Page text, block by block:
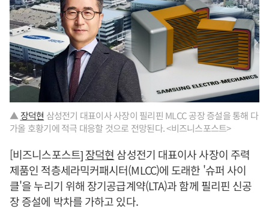
▲ 장덕현 삼성전기 대표이사 사장이 필리핀 MLCC 공장 증설을 통해 다
가올 호황기에 적극 대응할 것으로 전망된다. <비즈니스포스트>
[비즈니스포스트]장덕현 삼성전기 대표이사 사장이 주력
제품인 적층세라믹커패시터(MLCC)에 도래한 '슈퍼 사이
클'을 누리기 위해 장기공급계약(LTA)과 함께 필리핀 신공
장 증설에 박차를 가하고 있다.